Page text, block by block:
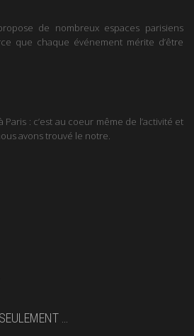
de nombreux espaces parisiens
que chaque événement mérite d’être
: c’est au coeur même de l’activité et
avons trouvé le notre.
…